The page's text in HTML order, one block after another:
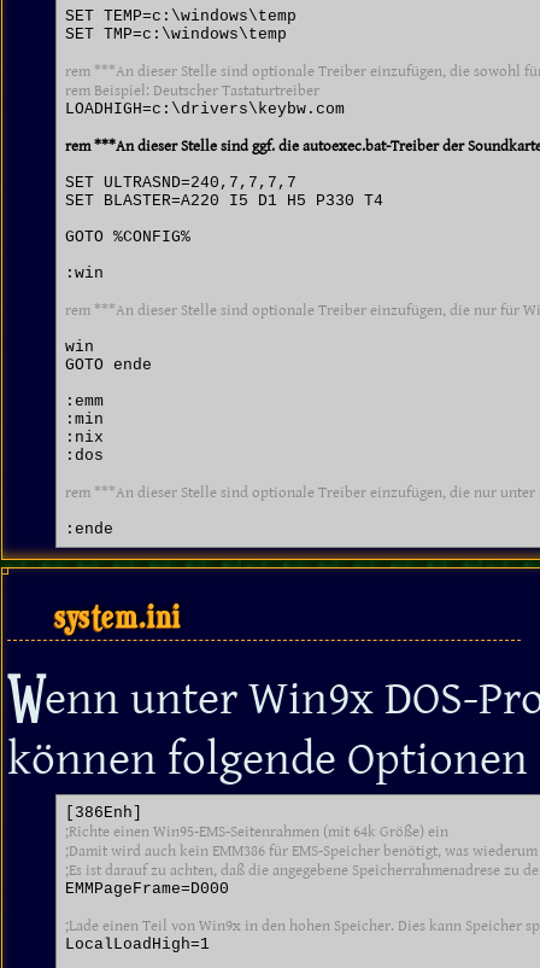
SET TEMP=c:\windows\temp
SET TMP=c:\windows\temp
rem ***An dieser Stelle sind optionale Treiber einzufügen, die sowohl
rem Beispiel: Deutscher Tastaturtreiber
LOADHIGH=c:\drivers\keybw.com
rem ***An dieser Stelle sind ggf. die autoexec.bat-Treiber der
SET ULTRASND=240,7,7,7,7
SET BLASTER=A220 I5 D1 H5 P330 T4
GOTO %CONFIG%
:win
rem ***An dieser Stelle sind optionale Treiber einzufügen, die nur für
win
GOTO ende
:emm
:min
:nix
:dos
rem ***An dieser Stelle sind optionale Treiber einzufügen, die nur unter
system.ini
Wenn unter Win9x DOS-
können folgende
;Richte einen Win95-EMS-Seitenrahmen (mit 64k Größe) ein
;Damit wird auch kein EMM386 für EMS-Speicher benötigt, was
;Es ist darauf zu achten, daß die angegebene Speicherrahmenadrese zu
EMMPageFrame=D000
;Lade einen Teil von Win9x in den hohen Speicher. Dies kann Speicher
LocalLoadHigh=1